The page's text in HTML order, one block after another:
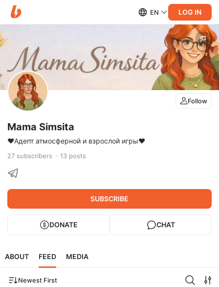
EN LOG IN
Follow
Mama Simsita
❤Адепт атмосферной и взрослой игры❤
27 subscribers 13 posts
SUBSCRIBE
DONATE CHAT
ABOUT FEED MEDIA
Newest First